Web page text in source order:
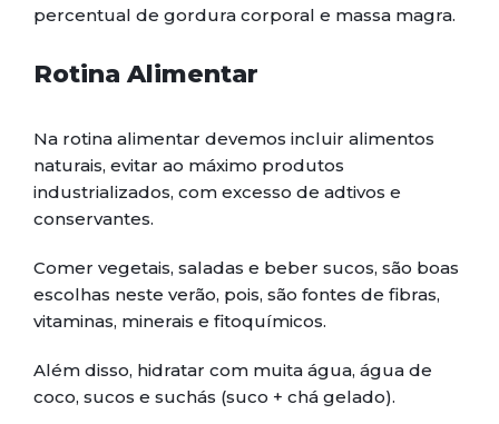
percentual de gordura corporal e massa magra.
Rotina Alimentar
Na rotina alimentar devemos incluir alimentos
naturais, evitar ao máximo produtos
industrializados, com excesso de adtivos e
conservantes.
Comer vegetais, saladas e beber sucos, são boas
escolhas neste verão, pois, são fontes de fibras,
vitaminas, minerais e fitoquímicos.
Além disso, hidratar com muita água, água de
coco, sucos e suchás (suco + chá gelado).